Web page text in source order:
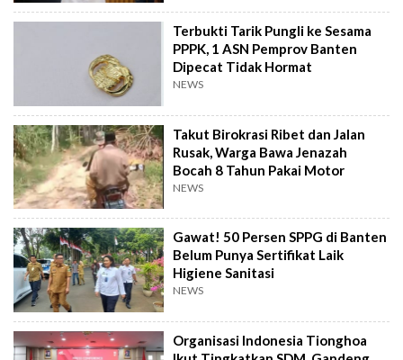
Terbukti Tarik Pungli ke Sesama
PPPK, 1 ASN Pemprov Banten
Dipecat Tidak Hormat
NEWS
Takut Birokrasi Ribet dan Jalan
Rusak, Warga Bawa Jenazah
Bocah 8 Tahun Pakai Motor
NEWS
Gawat! 50 Persen SPPG di Banten
Belum Punya Sertifikat Laik
Higiene Sanitasi
NEWS
Organisasi Indonesia Tionghoa